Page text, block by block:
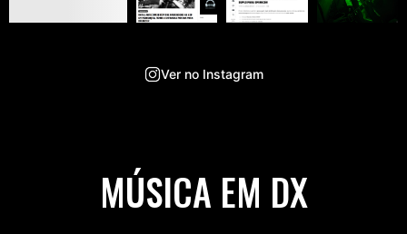
Ver no Instagram
MÚSICA EM DX